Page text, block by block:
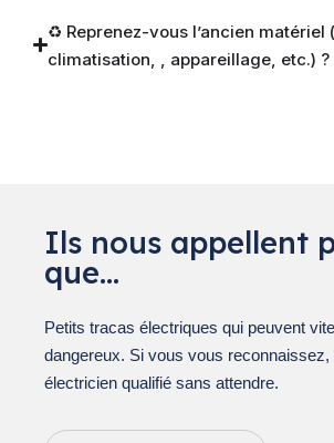
♻️ Reprenez-vous l’ancien matériel
climatisation, , appareillage, etc.) ?
Ils nous appellent
que…
Petits tracas électriques qui peuvent
dangereux. Si vous vous
électricien qualifié sans attendre.